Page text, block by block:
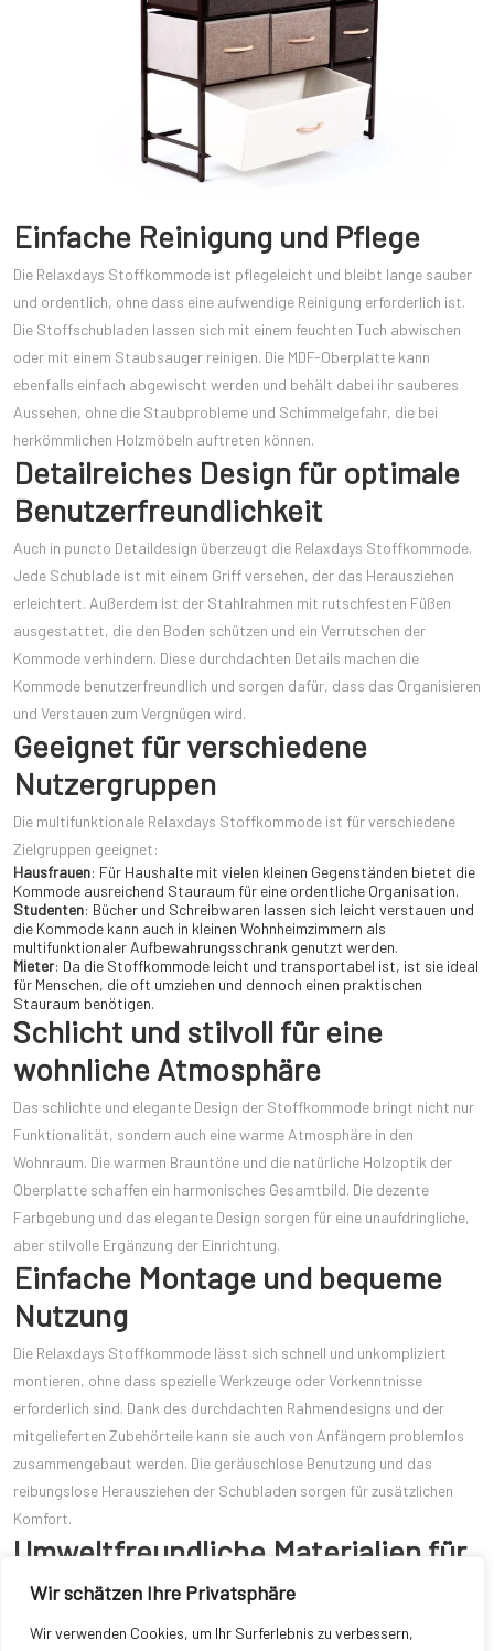
Wir schätzen Ihre Privatsphäre
Wir verwenden Cookies, um Ihr Surferlebnis zu verbessern,
Einfache Reinigung und Pflege
Die Relaxdays Stoffkommode ist pflegeleicht und bleibt lange sauber
und ordentlich, ohne dass eine aufwendige Reinigung erforderlich ist.
Die Stoffschubladen lassen sich mit einem feuchten Tuch abwischen
oder mit einem Staubsauger reinigen. Die MDF-Oberplatte kann
ebenfalls einfach abgewischt werden und behält dabei ihr sauberes
Aussehen, ohne die Staubprobleme und Schimmelgefahr, die bei
herkömmlichen Holzmöbeln auftreten können.
Detailreiches Design für optimale
Benutzerfreundlichkeit
Auch in puncto Detaildesign überzeugt die Relaxdays Stoffkommode.
Jede Schublade ist mit einem Griff versehen, der das Herausziehen
erleichtert. Außerdem ist der Stahlrahmen mit rutschfesten Füßen
ausgestattet, die den Boden schützen und ein Verrutschen der
Kommode verhindern. Diese durchdachten Details machen die
Kommode benutzerfreundlich und sorgen dafür, dass das Organisieren
und Verstauen zum Vergnügen wird.
Geeignet für verschiedene
Nutzergruppen
Die multifunktionale Relaxdays Stoffkommode ist für verschiedene
Zielgruppen geeignet:
Hausfrauen: Für Haushalte mit vielen kleinen Gegenständen bietet die
Kommode ausreichend Stauraum für eine ordentliche Organisation.
Studenten: Bücher und Schreibwaren lassen sich leicht verstauen und
die Kommode kann auch in kleinen Wohnheimzimmern als
multifunktionaler Aufbewahrungsschrank genutzt werden.
Mieter: Da die Stoffkommode leicht und transportabel ist, ist sie ideal
für Menschen, die oft umziehen und dennoch einen praktischen
Stauraum benötigen.
Schlicht und stilvoll für eine
wohnliche Atmosphäre
Das schlichte und elegante Design der Stoffkommode bringt nicht nur
Funktionalität, sondern auch eine warme Atmosphäre in den
Wohnraum. Die warmen Brauntöne und die natürliche Holzoptik der
Oberplatte schaffen ein harmonisches Gesamtbild. Die dezente
Farbgebung und das elegante Design sorgen für eine unaufdringliche,
aber stilvolle Ergänzung der Einrichtung.
Einfache Montage und bequeme
Nutzung
Die Relaxdays Stoffkommode lässt sich schnell und unkompliziert
montieren, ohne dass spezielle Werkzeuge oder Vorkenntnisse
erforderlich sind. Dank des durchdachten Rahmendesigns und der
mitgelieferten Zubehörteile kann sie auch von Anfängern problemlos
zusammengebaut werden. Die geräuschlose Benutzung und das
reibungslose Herausziehen der Schubladen sorgen für zusätzlichen
Komfort.
Umweltfreundliche Materialien für
eine gesunde Nutzung
In Zeiten wachsendem Umweltbewusstseins besteht die